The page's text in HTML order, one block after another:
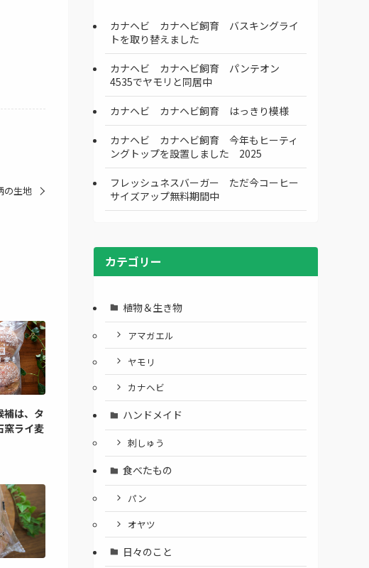
の生地
補は、タ
窯ライ麦
カナヘビ カナヘビ飼育 バスキングライ
トを取り替えました
カナヘビ カナヘビ飼育 パンテオン
4535でヤモリと同居中
カナヘビ カナヘビ飼育 はっきり模様
カナヘビ カナヘビ飼育 今年もヒーティ
ングトップを設置しました 2025
フレッシュネスバーガー ただ今コーヒー
サイズアップ無料期間中
カテゴリー
植物＆生き物
アマガエル
ヤモリ
カナヘビ
ハンドメイド
刺しゅう
食べたもの
パン
オヤツ
日々のこと